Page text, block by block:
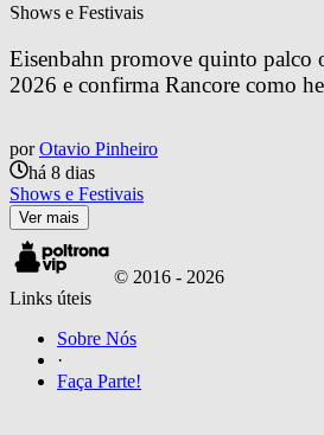
Shows e Festivais
Eisenbahn promove quinto palco
2026 e confirma Rancore como
por Otavio Pinheiro
há 8 dias
Shows e Festivais
Ver mais
© 2016 - 2026
Links úteis
Sobre Nós
·
Faça Parte!